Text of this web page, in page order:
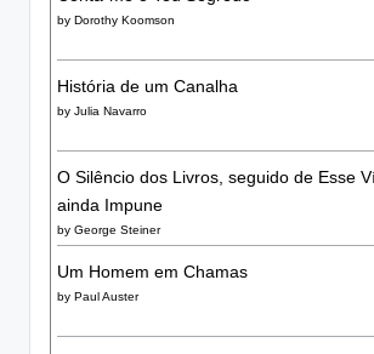
by Dorothy Koomson
História de um Canalha
by Julia Navarro
O Silêncio dos Livros, seguido de Esse
ainda Impune
by George Steiner
Um Homem em Chamas
by Paul Auster